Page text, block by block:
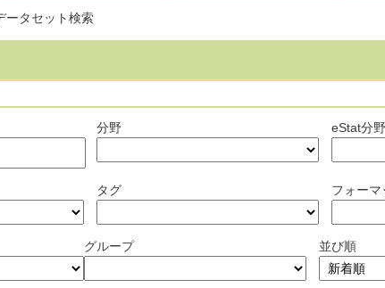
ータセット検索
分野 eStat分野
タグ フォーマ
グループ 並び順